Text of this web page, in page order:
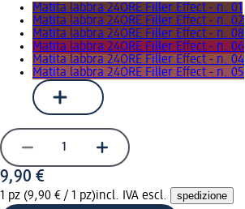
Matita labbra 24ORE Filler Effect - n. 01
Matita labbra 24ORE Filler Effect - n. 02
Matita labbra 24ORE Filler Effect - n. 08
Matita labbra 24ORE Filler Effect - n. 06
Matita labbra 24ORE Filler Effect - n. 04
Matita labbra 24ORE Filler Effect - n. 05
9,90 €
1 pz (9,90 € / 1 pz)incl. IVA escl. spedizione